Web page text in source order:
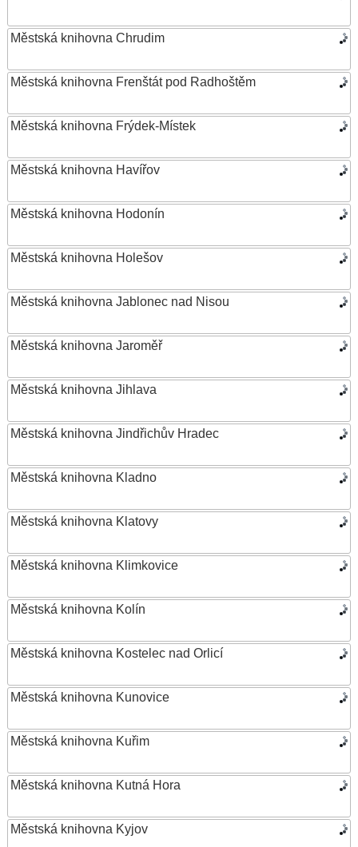
Městská knihovna Chrudim
Městská knihovna Frenštát pod Radhoštěm
Městská knihovna Frýdek-Místek
Městská knihovna Havířov
Městská knihovna Hodonín
Městská knihovna Holešov
Městská knihovna Jablonec nad Nisou
Městská knihovna Jaroměř
Městská knihovna Jihlava
Městská knihovna Jindřichův Hradec
Městská knihovna Kladno
Městská knihovna Klatovy
Městská knihovna Klimkovice
Městská knihovna Kolín
Městská knihovna Kostelec nad Orlicí
Městská knihovna Kunovice
Městská knihovna Kuřim
Městská knihovna Kutná Hora
Městská knihovna Kyjov